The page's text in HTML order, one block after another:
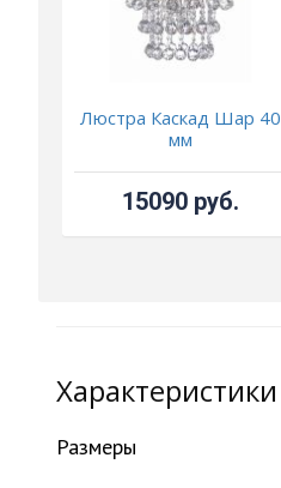
Люстра Каскад Шар 40
мм
15090 руб.
Характеристики
Размеры